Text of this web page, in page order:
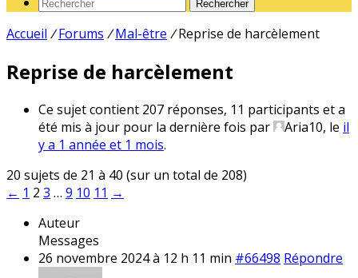
Rechercher
Accueil / Forums / Mal-être / Reprise de harcèlement
Reprise de harcèlement
Ce sujet contient 207 réponses, 11 participants et a
été mis à jour pour la dernière fois par
Aria10, le il
y a 1 année et 1 mois.
20 sujets de 21 à 40 (sur un total de 208)
← 1 2 3 … 9 10 11 →
Auteur
Messages
26 novembre 2024 à 12 h 11 min #66498 Répondre